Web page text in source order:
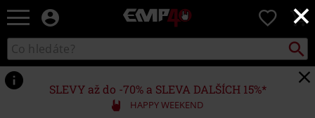
×
EMP
Hudba,
filmy
&
seriály,
Merch
0
Katalog
vyhledávání
SLEVY až do -70% a SLEVA DALŠÍCH 15%*
HAPPY WEEKEND